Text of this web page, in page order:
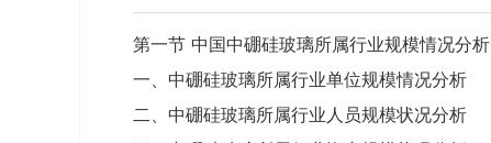
第一节 中国中硼硅玻璃所属行业规模情况分析
一、中硼硅玻璃所属行业单位规模情况分析
二、中硼硅玻璃所属行业人员规模状况分析